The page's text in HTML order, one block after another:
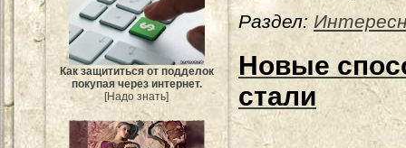
Как защититься от подделок
покупая через интернет.
[Надо знать]
Раздел:
Новые
стали